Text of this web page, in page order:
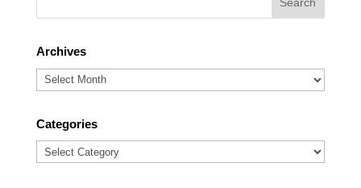
Archives
Archives
Categories
Categories